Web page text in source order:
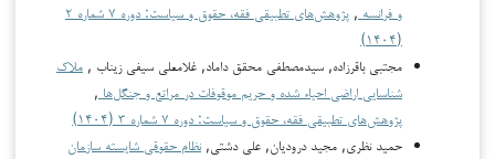
و فرانسه ,
پژوهش‌های تطبیقی فقه، حقوق و سیاست: دوره ۷ شماره ۲
(۱۴۰۴)
مجتبی باقرزاده, سیدمصطفی محقق داماد, غلامعلی سیفی زیناب , ملاک
شناسایی اراضی احیاء شده و حریم موقوفات در مراتع و جنگل‌ها ,
پژوهش‌های تطبیقی فقه، حقوق و سیاست: دوره ۷ شماره ۳ (۱۴۰۴)
حمید نظری, مجید درودیان, علی دشتی,نظام حقوقی شایسته سازمان